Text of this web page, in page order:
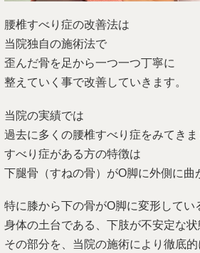
腰椎すべり症の改善法は
当院独自の施術法で
歪んだ骨を足から一つ一つ丁寧に
整えていく事で改善していきます。
当院の実績では
過去に多くの腰椎すべり症をみてき
すべり症がある方の特徴は
下腿骨（すねの骨）がO脚に外側に曲
特に膝から下の骨がO脚に変形してい
身体の土台である、下肢が不安定な
その部分を、当院の施術により徹底